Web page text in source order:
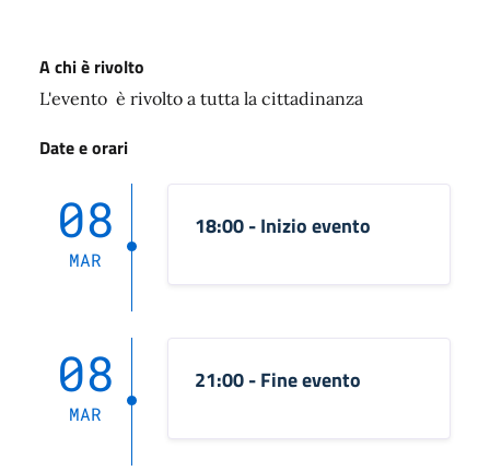
A chi è rivolto
L'evento è rivolto a tutta la cittadinanza
Date e orari
08
MAR
18:00 - Inizio evento
08
MAR
21:00 - Fine evento